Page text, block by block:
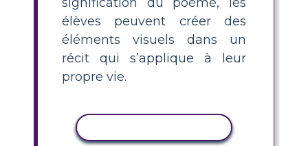
élèves peuvent créer des
éléments visuels dans un
récit qui s’applique à leur
propre vie.